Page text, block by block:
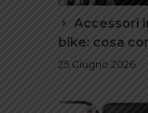
Accessori
bike: cosa
25 Giugno 2026